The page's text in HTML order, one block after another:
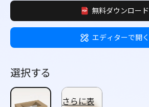
無料ダウンロード
エディターで開く
選択する
さらに表